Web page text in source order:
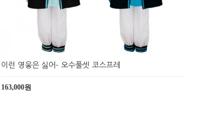
이런 영웅은 싫어- 오수풀셋 코스프레
163,000원